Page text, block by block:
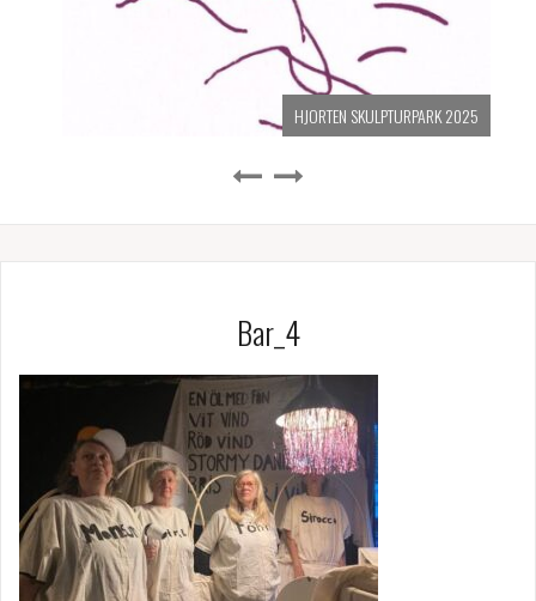
HJORTEN SKULPTURPARK 2025
Bar_4